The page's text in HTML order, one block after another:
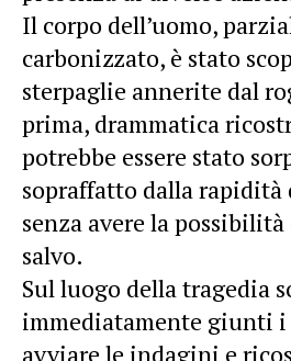
Il corpo dell’uomo,
carbonizzato, è stato
sterpaglie annerite dal
prima, drammatica
potrebbe essere stato
sopraffatto dalla rapidità
senza avere la
salvo.
Sul luogo della tragedia
immediatamente giunti
avviare le indagini e